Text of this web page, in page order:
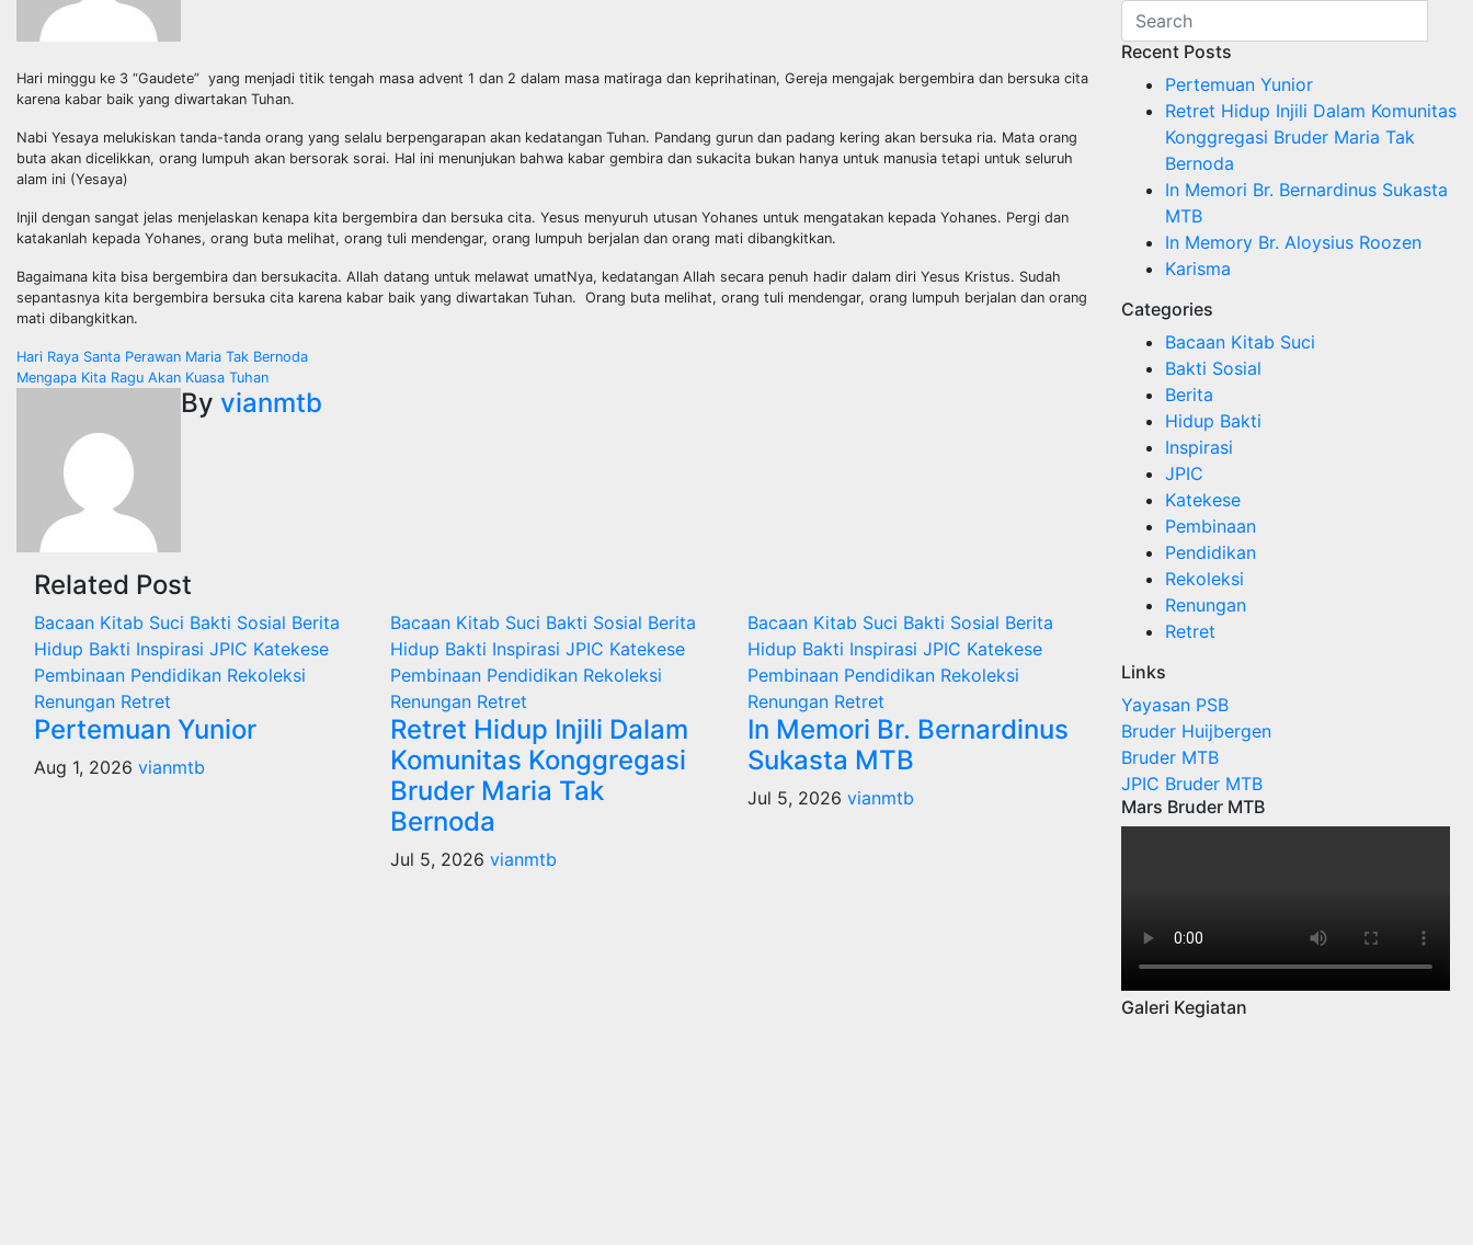
Hari minggu ke 3 “Gaudete” yang menjadi titik tengah masa advent 1 dan 2 dalam masa matiraga dan keprihatinan, Gereja mengajak bergembira dan bersuka cita
karena kabar baik yang diwartakan Tuhan.
Nabi Yesaya melukiskan tanda-tanda orang yang selalu berpengarapan akan kedatangan Tuhan. Pandang gurun dan padang kering akan bersuka ria. Mata orang
buta akan dicelikkan, orang lumpuh akan bersorak sorai. Hal ini menunjukan bahwa kabar gembira dan sukacita bukan hanya untuk manusia tetapi untuk seluruh
alam ini (Yesaya)
Injil dengan sangat jelas menjelaskan kenapa kita bergembira dan bersuka cita. Yesus menyuruh utusan Yohanes untuk mengatakan kepada Yohanes. Pergi dan
katakanlah kepada Yohanes, orang buta melihat, orang tuli mendengar, orang lumpuh berjalan dan orang mati dibangkitkan.
Bagaimana kita bisa bergembira dan bersukacita. Allah datang untuk melawat umatNya, kedatangan Allah secara penuh hadir dalam diri Yesus Kristus. Sudah
sepantasnya kita bergembira bersuka cita karena kabar baik yang diwartakan Tuhan. Orang buta melihat, orang tuli mendengar, orang lumpuh berjalan dan orang
mati dibangkitkan.
Post
navigation
Hari Raya Santa Perawan Maria Tak Bernoda
Mengapa Kita Ragu Akan Kuasa Tuhan
By vianmtb
Related Post
Bacaan Kitab Suci Bakti Sosial Berita
Hidup Bakti Inspirasi JPIC Katekese
Pembinaan Pendidikan Rekoleksi
Renungan Retret
Pertemuan Yunior
Aug 1, 2026 vianmtb
Bacaan Kitab Suci Bakti Sosial Berita
Hidup Bakti InspirasiJPIC Katekese
Pembinaan Pendidikan Rekoleksi
Renungan Retret
Retret Hidup Injili Dalam
Komunitas Konggregasi
Bruder Maria Tak
Bernoda
Jul 5, 2026vianmtb
Bacaan Kitab Suci Bakti Sosial Berita
Hidup Bakti Inspirasi JPIC Katekese
Pembinaan Pendidikan Rekoleksi
Renungan Retret
In Memori Br. Bernardinus
Sukasta MTB
Jul 5, 2026 vianmtb
Recent Posts
Pertemuan Yunior
Retret Hidup Injili Dalam Komunitas
Konggregasi Bruder Maria Tak
Bernoda
In Memori Br. Bernardinus Sukasta
MTB
In Memory Br. Aloysius Roozen
Karisma
Categories
Bacaan Kitab Suci
Bakti Sosial
Berita
Hidup Bakti
Inspirasi
JPIC
Katekese
Pembinaan
Pendidikan
Rekoleksi
Renungan
Retret
Links
Yayasan PSB
Bruder Huijbergen
Bruder MTB
JPIC Bruder MTB
Mars Bruder MTB
Galeri Kegiatan